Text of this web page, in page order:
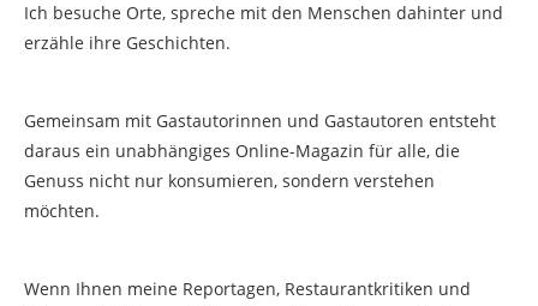
Ich besuche Orte, spreche mit den Menschen dahinter und
erzähle ihre Geschichten.
Gemeinsam mit Gastautorinnen und Gastautoren entsteht
daraus ein unabhängiges Online-Magazin für alle, die
Genuss nicht nur konsumieren, sondern verstehen
möchten.
Wenn Ihnen meine Reportagen, Restaurantkritiken und